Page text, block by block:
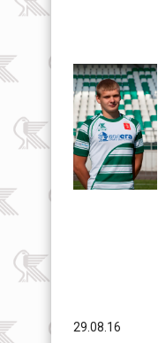
29.08.16